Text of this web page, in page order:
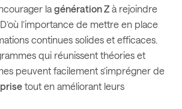
la génération Z à rejoindre
l’importance de mettre en place
continues solides et efficaces.
qui réunissent théories et
peuvent facilement s’imprégner de
tout en améliorant leurs